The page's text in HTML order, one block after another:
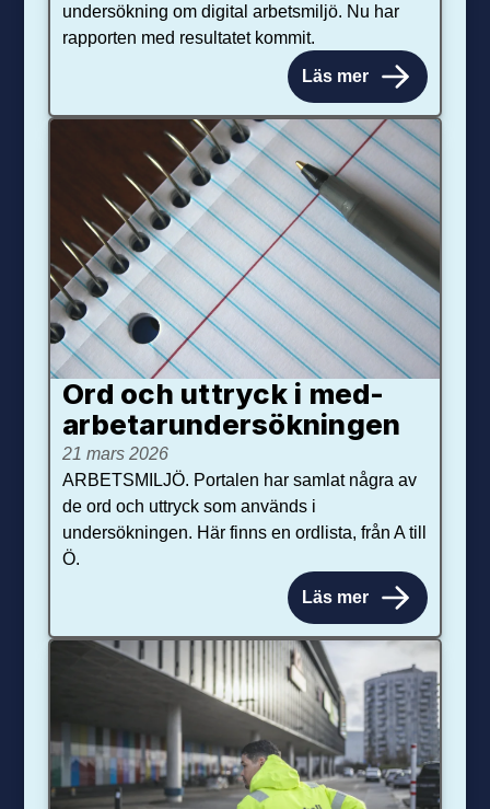
undersökning om digital arbetsmiljö. Nu har
rapporten med resultatet kommit.
Läs mer
Ord och uttryck i med­­
arbetar­­under­sökningen
21 mars 2026
ARBETSMILJÖ. Portalen har samlat några av
de ord och uttryck som används i
undersökningen. Här finns en ordlista, från A till
Ö.
Läs mer